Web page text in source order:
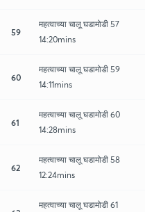
59
महत्वाच्या चालू घडामोडी 57
14:20mins
60
महत्वाच्या चालू घडामोडी 59
14:11mins
61
महत्वाच्या चालू घडामोडी 60
14:28mins
62
महत्वाच्या चालू घडामोडी 58
12:24mins
महत्वाच्या चालू घडामोडी 61